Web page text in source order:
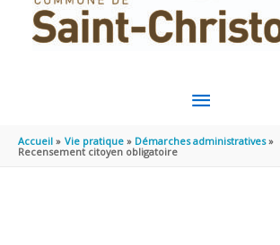
MENU
PRINCIPAL
Accueil Vie pratique
Démarches administratives
Recensement citoyen obligatoire